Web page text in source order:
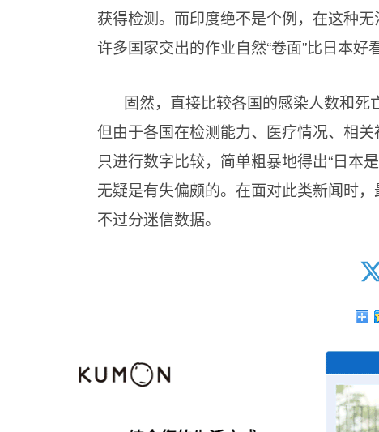
获得检测。而印度绝不是个例，在这种
许多国家交出的作业自然“卷面”比日本好
固然，直接比较各国的感染人数和死
但由于各国在检测能力、医疗情况、相
只进行数字比较，简单粗暴地得出“日本
无疑是有失偏颇的。在面对此类新闻时
不过分迷信数据。